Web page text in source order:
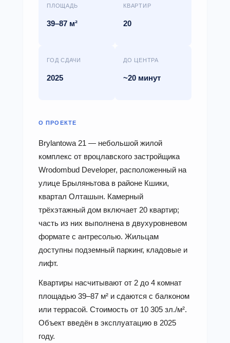
ПЛОЩАДЬ
39–87 м²
КВАРТИР
20
ГОД СДАЧИ
2025
ДО ЦЕНТРА
~20 минут
О ПРОЕКТЕ
Brylantowa 21 — небольшой жилой
комплекс от вроцлавского застройщика
Wrodombud Developer, расположенный на
улице Брыляньтова в районе Кшики,
квартал Олташын. Камерный
трёхэтажный дом включает 20 квартир;
часть из них выполнена в двухуровневом
формате с антресолью. Жильцам
доступны подземный паркинг, кладовые и
лифт.
Квартиры насчитывают от 2 до 4 комнат
площадью 39–87 м² и сдаются с балконом
или террасой. Стоимость от 10 305 зл./м².
Объект введён в эксплуатацию в 2025
году.